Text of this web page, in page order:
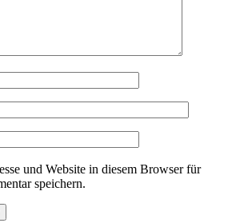
und Website in diesem Browser für
speichern.